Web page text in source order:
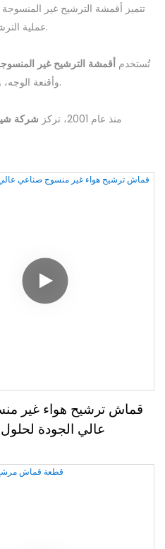
تتميز أقمشة الترشيح غير المنسوجة
عملية الترشيح. إضافةً إلى ذلك، تتمتع أقمشة الترشيح غير المنسوجة بمقاومة ممتازة للتآكل ودرجات الحرارة العالية، مما يجعلها مناسبة لمختلف البيئات الحمضية والقاعدية وظروف درجات الحرارة المرتفعة.
تُستخدم أقمشة الترشيح غير
وأقنعة الوجه، وغيرها من منتجات الترشيح. توفر أقمشة الترشيح غير المنسوجة كفاءة عالية في احتجاز الجسيمات وأداء ترشيح مستقر على المدى الطويل، مما يجعلها مادة ترشيح مهمة في العديد من الصناعات.
منذ عام 2001، تركز شركة
قماش ترشيح هواء غير
عالي الجودة لحلول